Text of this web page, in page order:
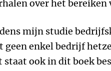
over het bereiken
mijn studie
enkel bedrijf
ook in dit boek